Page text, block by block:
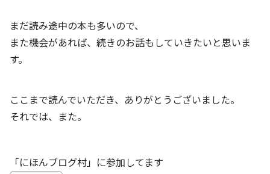
まだ読み途中の本も多いので、
また機会があれば、続きのお話もしていきたいと思いま
す。
ここまで読んでいただき、ありがとうございました。
それでは、また。
「にほんブログ村」に参加してます